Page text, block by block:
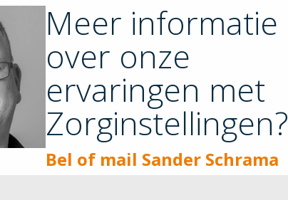
Meer informatie
over onze
ervaringen met
Zorginstellingen?
Bel of mail Sander Schrama